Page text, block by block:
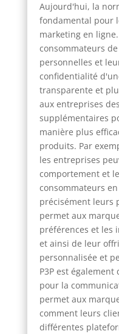
Aujourd'hui, la
fondamental pour
marketing en
consommateurs
personnelles et
confidentialité
transparente et
aux entreprises
supplémentaires
manière plus
produits. Par
les entreprises
comportement et
consommateurs
précisément leurs
permet aux
préférences et les
et ainsi de leur
personnalisée et
P3P est
pour la
permet aux
comment leurs
différentes